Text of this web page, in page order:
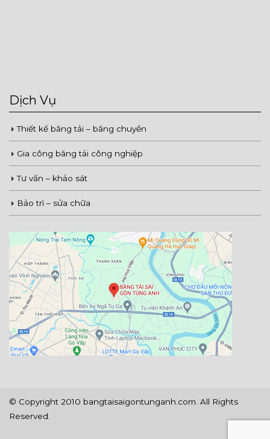
Dịch Vụ
Thiết kế băng tải – băng chuyền
Gia công băng tải công nghiệp
Tư vấn – khảo sát
Bảo trì – sửa chữa
© Copyright 2010 bangtaisaigontunganh.com. All Rights
Reserved.